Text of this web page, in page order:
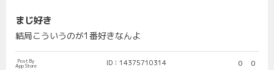
まじ好き
結局こういうのが1番好きなんよ
Post By
App Store ID：14375710314 0 0